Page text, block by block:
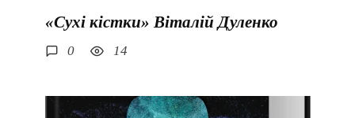
«Сухі кістки» Віталій Дуленко
0 14